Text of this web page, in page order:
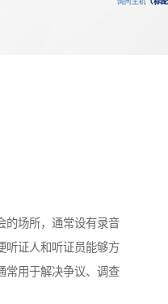
的场所，通常设有录音
听证人和听证员能够方
常用于解决争议、调查